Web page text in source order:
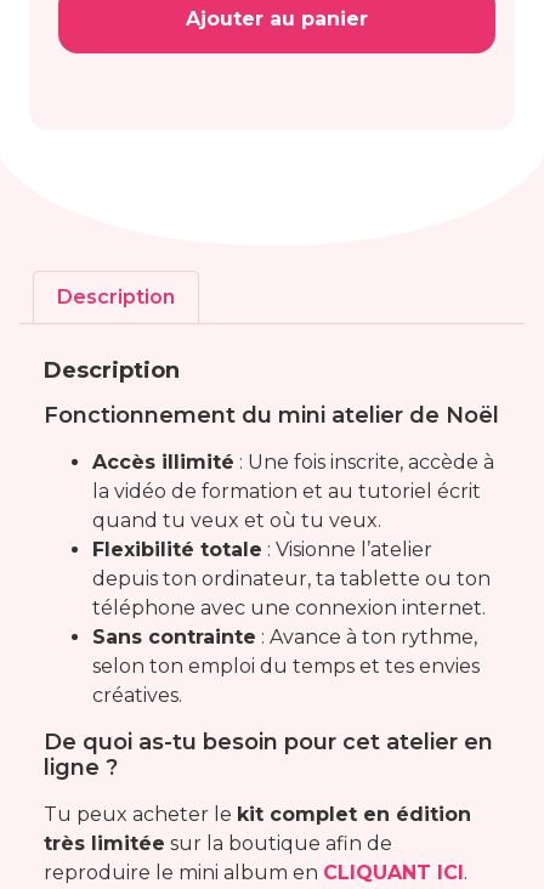
Ajouter au panier
Description
Description
Fonctionnement du mini atelier de Noël
Accès illimité : Une fois inscrite, accède à
la vidéo de formation et au tutoriel écrit
quand tu veux et où tu veux.
Flexibilité totale : Visionne l’atelier
depuis ton ordinateur, ta tablette ou ton
téléphone avec une connexion internet.
Sans contrainte : Avance à ton rythme,
selon ton emploi du temps et tes envies
créatives.
De quoi as-tu besoin pour cet atelier en
ligne ?
Tu peux acheter le kit complet en édition
très limitée sur la boutique afin de
reproduire le mini album en CLIQUANT ICI.